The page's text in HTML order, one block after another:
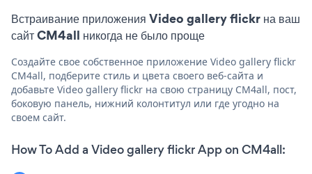
Встраивание приложения Video gallery flickr на ваш
сайт CM4all никогда не было проще
Создайте свое собственное приложение Video gallery flickr
CM4all, подберите стиль и цвета своего веб-сайта и
добавьте Video gallery flickr на свою страницу CM4all, пост,
боковую панель, нижний колонтитул или где угодно на
своем сайт.
How To Add a Video gallery flickr App on CM4all: